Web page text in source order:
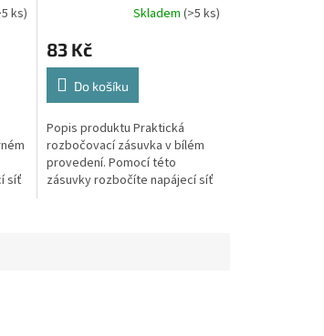
ks)
síť
Skladem (>5 ks)
83 Kč
Do košíku
Popis produktu Praktická
rozbočovací zásuvka v bílém
provedení. Pomocí této
zásuvky rozbočíte napájecí síť